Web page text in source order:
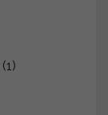
(1)